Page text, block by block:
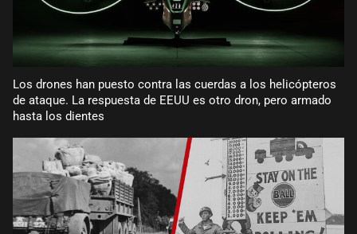
Los drones han puesto contra las cuerdas a los helicópteros
de ataque. La respuesta de EEUU es otro dron, pero armado
hasta los dientes